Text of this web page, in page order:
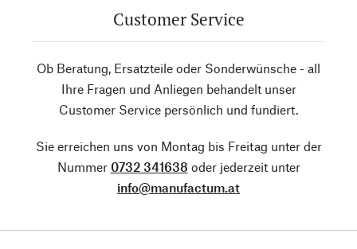
Customer Service
Ob Beratung, Ersatzteile oder Sonderwünsche - all
Ihre Fragen und Anliegen behandelt unser
Customer Service persönlich und fundiert.
Sie erreichen uns von Montag bis Freitag unter der
Nummer 0732 341638 oder jederzeit unter
info@manufactum.at